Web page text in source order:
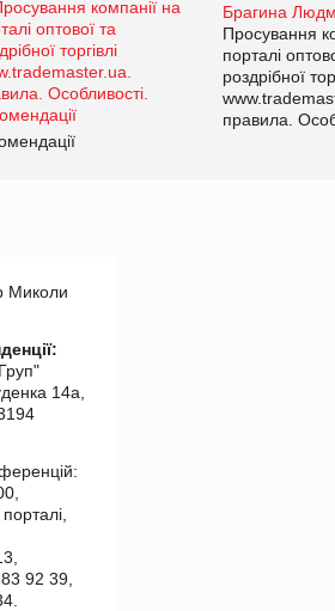
Брагина
Просування
порталі
роздрібної
правила.
Миколи
14а,
92 39,